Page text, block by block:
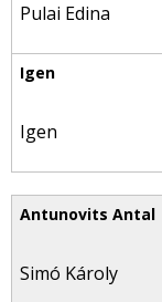
Pulai Edina
Igen
Simó Károly